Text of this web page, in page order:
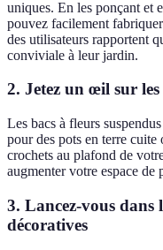
uniques. En les ponçant et
pouvez facilement
des utilisateurs rapportent
conviviale à leur jardin.
2. Jetez un œil sur les
Les bacs à fleurs
pour des pots en terre cuite
crochets au plafond de
augmenter votre espace
3. Lancez-vous dans
décoratives